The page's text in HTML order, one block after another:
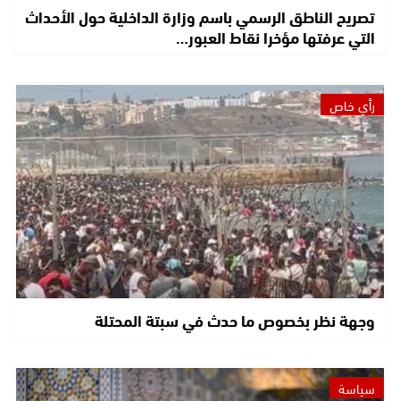
تصريح الناطق الرسمي باسم وزارة الداخلية حول الأحداث
التي عرفتها مؤخرا نقاط العبور…
رأي خاص
وجهة نظر بخصوص ما حدث في سبتة المحتلة
سياسة